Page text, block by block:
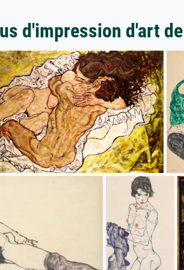
d'impression d'art